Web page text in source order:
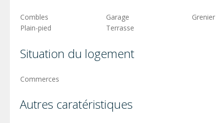
Combles Garage
Grenier
Plain-pied
Terrasse
Situation du logement
Commerces
Autres caratéristiques